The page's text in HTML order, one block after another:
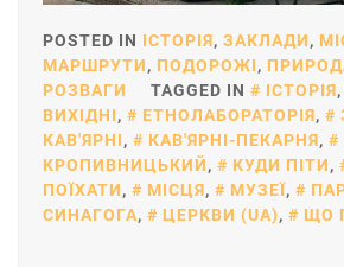
POSTED IN ІСТОРІЯ, ЗАКЛАДИ,
МАРШРУТИ, ПОДОРОЖІ,
РОЗВАГИ
TAGGED IN ІСТОРІЯ,
ВИХІДНІ, ЕТНОЛАБОРАТОРІЯ,
КАВ'ЯРНІ, КАВ'ЯРНІ-ПЕКАРНЯ,
КРОПИВНИЦЬКИЙ, КУДИ ПІТИ,
ПОЇХАТИ, МІСЦЯ, МУЗЕЇ,
СИНАГОГА, ЦЕРКВИ (UA), ЩО